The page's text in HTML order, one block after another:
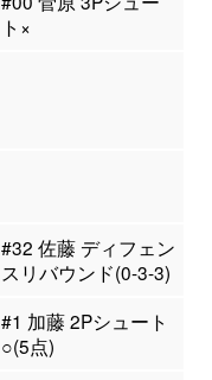
ト×
#32 佐藤 ディフェン
スリバウンド(0-3-3)
#1 加藤 2Pシュート
○(5点)